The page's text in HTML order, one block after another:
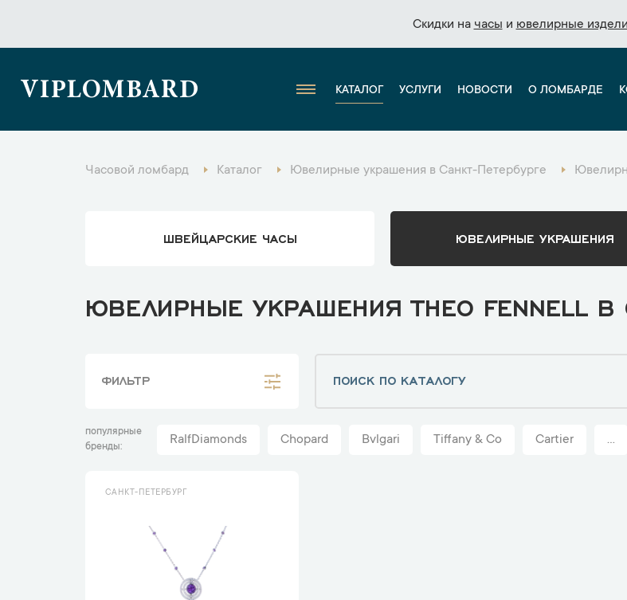
Скидки на часы и ювелирные
Скидки на часы и ювелирные
VIPLOMBARD КАТАЛОГ УСЛУГИ НОВОСТИ О ЛОМБАРДЕ
Часовой ломбард Каталог Ювелирные украшения в Санкт-Петербурге
ШВЕЙЦАРСКИЕ ЧАСЫ ЮВЕЛИРНЫЕ УКРАШЕНИЯ
ЮВЕЛИРНЫЕ УКРАШЕНИЯ THEO FENNELL
ФИЛЬТР
популярные
бренды
RalfDiamonds Chopard Bvlgari Tiffany & Co Cartier ...
САНКТ-ПЕТЕРБУРГ